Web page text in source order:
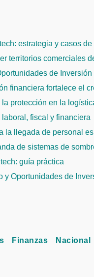
estrategia y casos de
territorios comerciales
de Inversión
financiera fortalece el
protección en la
fiscal y financiera
la llegada de personal
de sistemas de
guía práctica
y Oportunidades de
Finanzas Nacional